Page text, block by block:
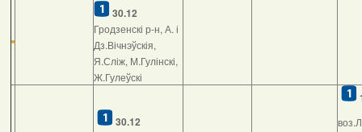
30.12
Гродзенскі р-н, А. і
Дз.Вічнэўскія,
Я.Сліж, М.Гулінскі,
Ж.Гулеўскі
30.12